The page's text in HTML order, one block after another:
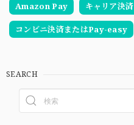
Amazon Pay キャリア決済
コンビニ決済またはPay-easy
SEARCH